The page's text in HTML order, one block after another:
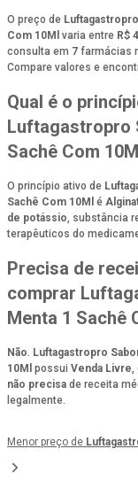
O preço de
Com 10Ml varia entre R$
consulta em 7 farmácias
Compare valores e
Qual é o
Luftagastropro
Sachê Com
O princípio ativo de
Sachê Com 10Ml é
de potássio , substância
terapêuticos do
Precisa de
comprar
Menta 1 Sachê
Não Luftagastropro
10Ml possui Venda Livre
não precisa de receita
legalmente.
Menor preço de